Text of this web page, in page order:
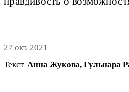
27 окт. 2021
Текст Анна Жукова, Гульнара